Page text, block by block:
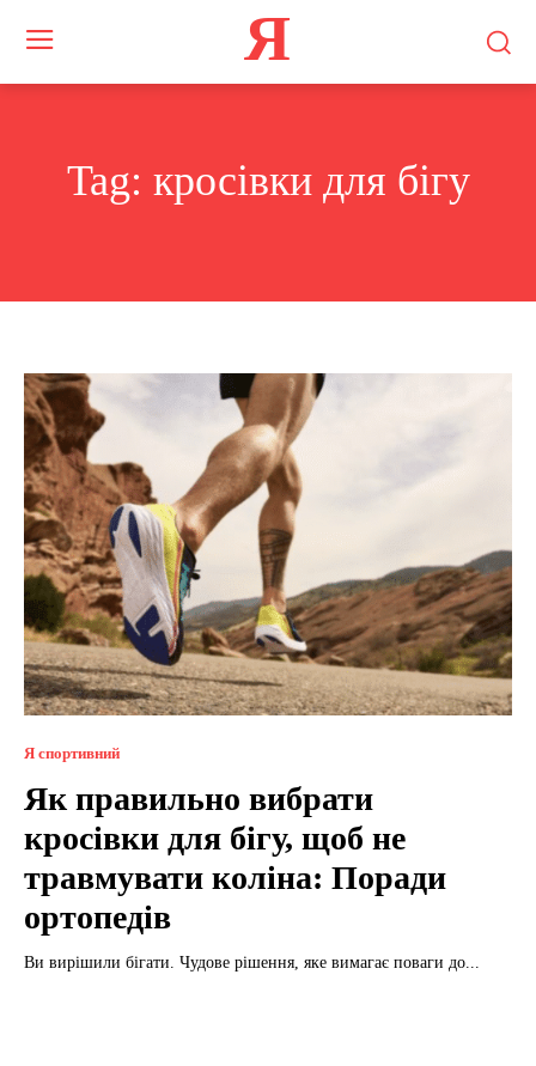
Я
Tag: кросівки для бігу
Я спортивний
Як правильно вибрати
кросівки для бігу, щоб не
травмувати коліна: Поради
ортопедів
Ви вирішили бігати. Чудове рішення, яке вимагає поваги до...